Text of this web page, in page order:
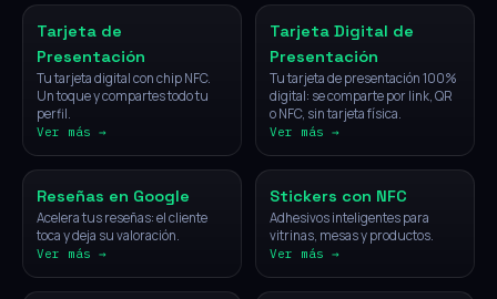
Tarjeta de
Presentación
Tu tarjeta digital con chip NFC.
Un toque y compartes todo tu
perfil.
Ver más →
Tarjeta Digital de
Presentación
Tu tarjeta de presentación 100%
digital: se comparte por link, QR
o NFC, sin tarjeta física.
Ver más →
NFC
Reseñas en Google
Acelera tus reseñas: el cliente
toca y deja su valoración.
Ver más →
NFC
Stickers con NFC
Adhesivos inteligentes para
vitrinas, mesas y productos.
Ver más →
NFC IA